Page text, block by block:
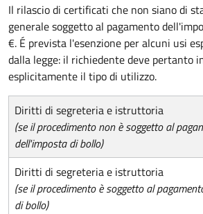
Il rilascio di certificati che non siano di
generale soggetto al pagamento
€. É prevista l'esenzione per alcuni usi
dalla legge: il richiedente deve pertanto
esplicitamente il tipo di utilizzo.
Diritti di segreteria e istruttoria
(se il procedimento non è soggetto al
dell'imposta di bollo)
Diritti di segreteria e istruttoria
(se il procedimento è soggetto al
di bollo)